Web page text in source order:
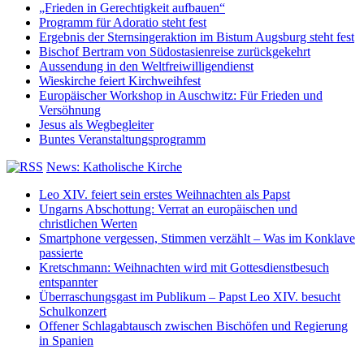
„Frieden in Gerechtigkeit aufbauen“
Programm für Adoratio steht fest
Ergebnis der Sternsingeraktion im Bistum Augsburg steht fest
Bischof Bertram von Südostasienreise zurückgekehrt
Aussendung in den Weltfreiwilligendienst
Wieskirche feiert Kirchweihfest
Europäischer Workshop in Auschwitz: Für Frieden und
Versöhnung
Jesus als Wegbegleiter
Buntes Veranstaltungsprogramm
News: Katholische Kirche
Leo XIV. feiert sein erstes Weihnachten als Papst
Ungarns Abschottung: Verrat an europäischen und
christlichen Werten
Smartphone vergessen, Stimmen verzählt – Was im Konklave
passierte
Kretschmann: Weihnachten wird mit Gottesdienstbesuch
entspannter
Überraschungsgast im Publikum – Papst Leo XIV. besucht
Schulkonzert
Offener Schlagabtausch zwischen Bischöfen und Regierung
in Spanien